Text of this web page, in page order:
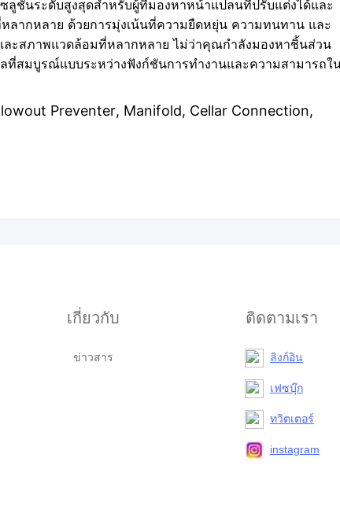
ลูชันระดับสูงสุดสำหรับผู้ที่มองหาหน้าแปลนที่ปรับแต่งได้และ
ลากหลาย ด้วยการมุ่งเน้นที่ความยืดหยุ่น ความทนทาน และ
ะสภาพแวดล้อมที่หลากหลาย ไม่ว่าคุณกำลังมองหาชิ้นส่วน
สมบูรณ์แบบระหว่างฟังก์ชันการทำงานและความสามารถใ
Preventer, Manifold, Cellar Connection,
เกี่ยวกับ
ข่าวสาร
ติดตามเรา
ลิงก์อิน
เฟซบุ๊ก
ทวิตเตอร์
instagram